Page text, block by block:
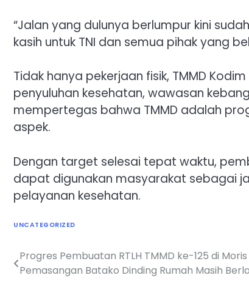
“Jalan yang dulunya berlumpur kini
kasih untuk TNI dan semua pihak yang
Tidak hanya pekerjaan fisik, TMMD
penyuluhan kesehatan, wawasan
mempertegas bahwa TMMD adalah
aspek.
Dengan target selesai tepat waktu,
dapat digunakan masyarakat sebagai
pelayanan kesehatan.
UNCATEGORIZED
Navigasi
Progres Pembuatan RTLH TMMD ke-125 di
Pemasangan Batako Dinding Rumah Masih